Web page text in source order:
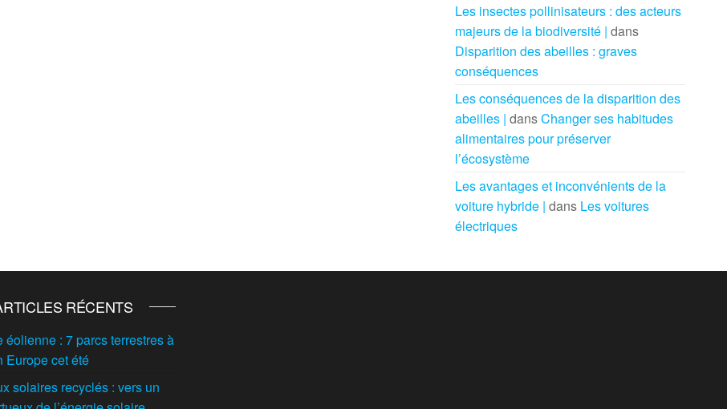
Les insectes pollinisateurs : des acteurs
majeurs de la biodiversité | dans
Disparition des abeilles : graves
conséquences
Les conséquences de la disparition des
abeilles | dansChanger ses habitudes
alimentaires pour préserver
l’écosystème
Les avantages et inconvénients de la
voiture hybride | dans Les voitures
électriques
RÉCENTS
éolienne : 7 parcs terrestres à
Europe cet été
solaires recyclés : vers un